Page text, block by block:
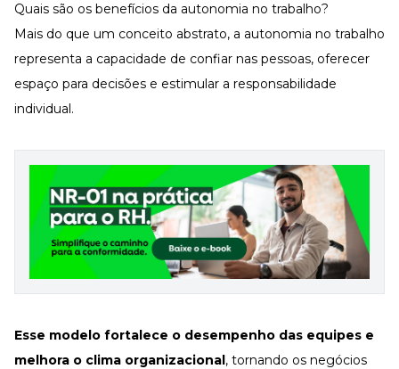
Quais são os benefícios da autonomia no trabalho?
Mais do que um conceito abstrato, a autonomia no trabalho
representa a capacidade de confiar nas pessoas, oferecer
espaço para decisões e estimular a responsabilidade
individual.
Esse modelo fortalece o desempenho das equipes e
melhora o clima organizacional, tornando os negócios